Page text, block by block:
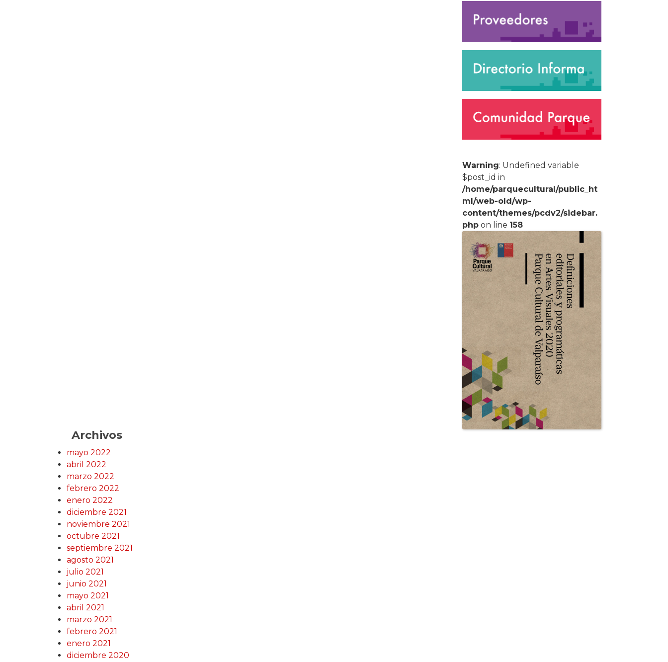
Warning: Undefined variable
$post_id in
/home/parquecultural/public_ht
ml/web-old/wp-
content/themes/pcdv2/sidebar.
php on line 158
Archivos
mayo 2022
abril 2022
marzo 2022
febrero 2022
enero 2022
diciembre 2021
noviembre 2021
octubre 2021
septiembre 2021
agosto 2021
julio 2021
junio 2021
mayo 2021
abril 2021
marzo 2021
febrero 2021
enero 2021
diciembre 2020